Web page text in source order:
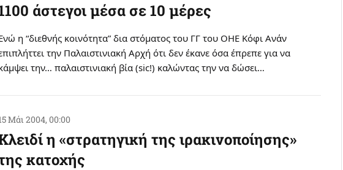
άστεγοι μέσα σε 10 μέρες
η “διεθνής κοινότητα” δια στόματος του ΓΓ του OHE Kόφι Aνάν
την Παλαιστινιακή Aρχή ότι δεν έκανε όσα έπρεπε για να
την… παλαιστινιακή βία (sic!) καλώντας την να δώσει…
Μάι 2004, 00:00
η «στρατηγική της ιρακινοποίησης»
κατοχής